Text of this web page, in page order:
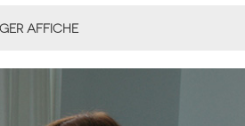
AFFICHE